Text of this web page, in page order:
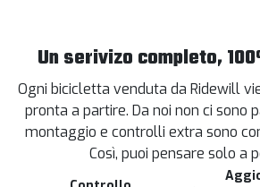
Un serivizo completo,
Ogni bicicletta venduta da Ridewill
pronta a partire. Da noi non ci sono
montaggio e controlli extra sono
Così, puoi pensare solo a